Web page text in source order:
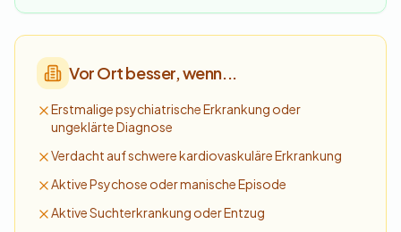
Vor Ort besser, wenn...
Erstmalige psychiatrische Erkrankung oder
ungeklärte Diagnose
Verdacht auf schwere kardiovaskuläre Erkrankung
Aktive Psychose oder manische Episode
Aktive Suchterkrankung oder Entzug